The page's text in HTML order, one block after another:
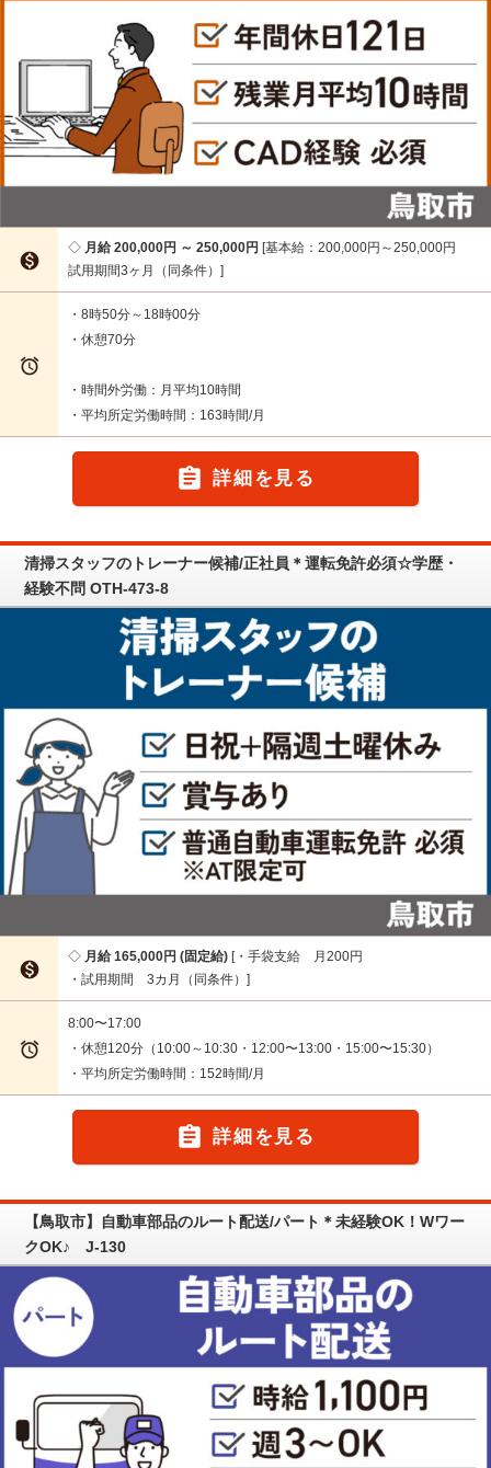

月給 200,000円 ～ 250,000円 基本給：200,000円～250,000円
試用期間3ヶ月（同条件）

・8時50分～18時00分
・休憩70分
・時間外労働：月平均10時間
・平均所定労働時間：163時間/月
 詳細を見る
清掃スタッフのトレーナー候補/正社員＊運転免許必須☆学歴・
経験不問 OTH-473-8

月給 165,000円 (固定給) ・手袋支給 月200円
・試用期間 3カ月（同条件）

8:00〜17:00
・休憩120分（10:00～10:30・12:00〜13:00・15:00〜15:30）
・平均所定労働時間：152時間/月
 詳細を見る
【鳥取市】自動車部品のルート配送/パート＊未経験OK！Wワー
クOK♪ J-130